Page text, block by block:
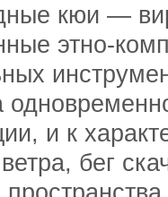
кюи —
этно-
и к
бег